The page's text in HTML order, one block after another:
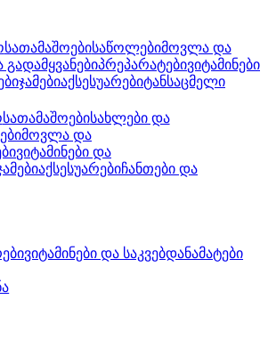
სათამაშოებისაწოლებიმოვლა და
გადამყვანებიპრეპარატებივიტამინები
ჯამებიაქსესუარებიტანსაცმელი
სათამაშოებისახლები და
მოვლა და
ვიტამინები და
აქსესუარებიჩანთები და
ვიტამინები და საკვებდანამატები